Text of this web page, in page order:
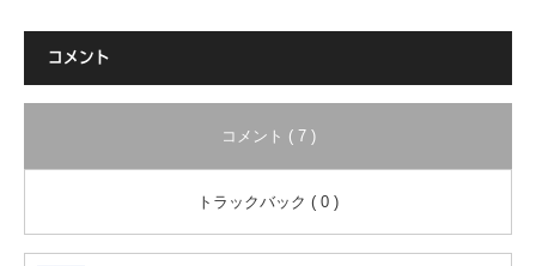
コメント
コメント ( 7 )
トラックバック ( 0 )